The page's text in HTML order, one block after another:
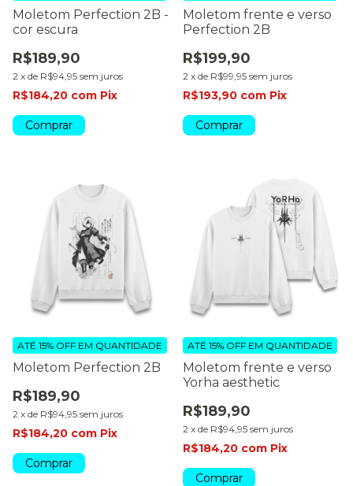
Moletom Perfection 2B -
cor escura
R$189,90
2 x de R$94,95 sem juros
R$184,20 com Pix
Comprar
Moletom frente e verso
Perfection 2B
R$199,90
2 x de R$99,95 sem juros
R$193,90 com Pix
Comprar
Moletom Perfection 2B
R$189,90
2 x de R$94,95 sem juros
ATÉ 15% OFF EM QUANTIDADE
R$184,20 com Pix
Comprar
Moletom frente e verso
Yorha aesthetic
R$189,90
2 x de R$94,95 sem juros
ATÉ 15% OFF EM QUANTIDADE
R$184,20 com Pix
Comprar